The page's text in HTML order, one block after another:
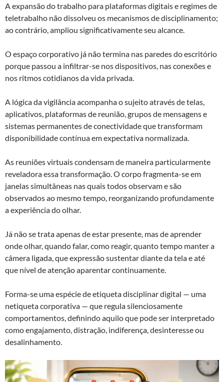
A expansão do trabalho para plataformas digitais e regimes de
teletrabalho não dissolveu os mecanismos de disciplinamento;
ao contrário, ampliou significativamente seu alcance.
O espaço corporativo já não termina nas paredes do escritório
porque passou a infiltrar-se nos dispositivos, nas conexões e
nos ritmos cotidianos da vida privada.
A lógica da vigilância acompanha o sujeito através de telas,
aplicativos, plataformas de reunião, grupos de mensagens e
sistemas permanentes de conectividade que transformam
disponibilidade contínua em expectativa normalizada.
As reuniões virtuais condensam de maneira particularmente
reveladora essa transformação. O corpo fragmenta-se em
janelas simultâneas nas quais todos observam e são
observados ao mesmo tempo, reorganizando profundamente
a experiência do olhar.
Já não se trata apenas de estar presente, mas de aprender
onde olhar, quando falar, como reagir, quanto tempo manter a
câmera ligada, que expressão sustentar diante da tela e até
que nível de atenção aparentar continuamente.
Forma-se uma espécie de etiqueta disciplinar digital — uma
netiqueta corporativa — que regula silenciosamente
comportamentos, definindo aquilo que pode ser interpretado
como engajamento, distração, indiferença, desinteresse ou
desalinhamento.